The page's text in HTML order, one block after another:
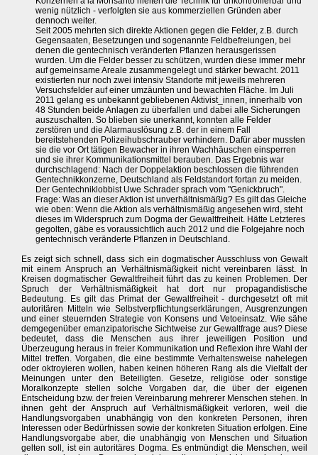
wenig nützlich - verfolgten sie aus kommerziellen Gründen aber
dennoch weiter.
Seit 2005 mehrten sich direkte Aktionen gegen die Felder, z.B. durch
Gegensaaten, Besetzungen und sogenannte Feldbefreiungen, bei
denen die gentechnisch veränderten Pflanzen herausgerissen
wurden. Um die Felder besser zu schützen, wurden diese immer mehr
auf gemeinsame Areale zusammengelegt und stärker bewacht. 2011
existierten nur noch zwei intensiv Standorte mit jeweils mehreren
Versuchsfelder auf einer umzäunten und bewachten Fläche. Im Juli
2011 gelang es unbekannt gebliebenen Aktivist_innen, innerhalb von
48 Stunden beide Anlagen zu überfallen und dabei alle Sicherungen
auszuschalten. So blieben sie unerkannt, konnten alle Felder
zerstören und die Alarmauslösung z.B. der in einem Fall
bereitstehenden Polizeihubschrauber verhindern. Dafür aber mussten
sie die vor Ort tätigen Bewacher in ihren Wachhäuschen einsperren
und sie ihrer Kommunikationsmittel berauben. Das Ergebnis war
durchschlagend: Nach der Doppelaktion beschlossen die führenden
Gentechnikkonzerne, Deutschland als Feldstandort fortan zu meiden.
Der Gentechniklobbist Uwe Schrader sprach vom "Genickbruch".
Frage: Was an dieser Aktion ist unverhältnismäßig? Es gilt das Gleiche
wie oben: Wenn die Aktion als verhältnismäßig angesehen wird, steht
dieses im Widerspruch zum Dogma der Gewaltfreiheit. Hätte Letzteres
gegolten, gäbe es voraussichtlich auch 2012 und die Folgejahre noch
gentechnisch veränderte Pflanzen in Deutschland.
Es zeigt sich schnell, dass sich ein dogmatischer Ausschluss von Gewalt
mit einem Anspruch an Verhältnismäßigkeit nicht vereinbaren lässt. In
Kreisen dogmatischer Gewaltfreiheit führt das zu keinen Problemen. Der
Spruch der Verhältnismäßigkeit hat dort nur propagandistische
Bedeutung. Es gilt das Primat der Gewaltfreiheit - durchgesetzt oft mit
autoritären Mitteln wie Selbstverpflichtungserklärungen, Ausgrenzungen
und einer steuernden Strategie von Konsens und Vetoeinsatz. Wie sähe
demgegenüber emanzipatorische Sichtweise zur Gewaltfrage aus? Diese
bedeutet, dass die Menschen aus ihrer jeweiligen Position und
Überzeugung heraus in freier Kommunikation und Reflexion ihre Wahl der
Mittel treffen. Vorgaben, die eine bestimmte Verhaltensweise nahelegen
oder oktroyieren wollen, haben keinen höheren Rang als die Vielfalt der
Meinungen unter den Beteiligten. Gesetze, religiöse oder sonstige
Moralkonzepte stellen solche Vorgaben dar, die über der eigenen
Entscheidung bzw. der freien Vereinbarung mehrerer Menschen stehen. In
ihnen geht der Anspruch auf Verhältnismäßigkeit verloren, weil die
Handlungsvorgaben unabhängig von den konkreten Personen, ihren
Interessen oder Bedürfnissen sowie der konkreten Situation erfolgen. Eine
Handlungsvorgabe aber, die unabhängig von Menschen und Situation
gelten soll, ist ein autoritäres Dogma. Es entmündigt die Menschen, weil